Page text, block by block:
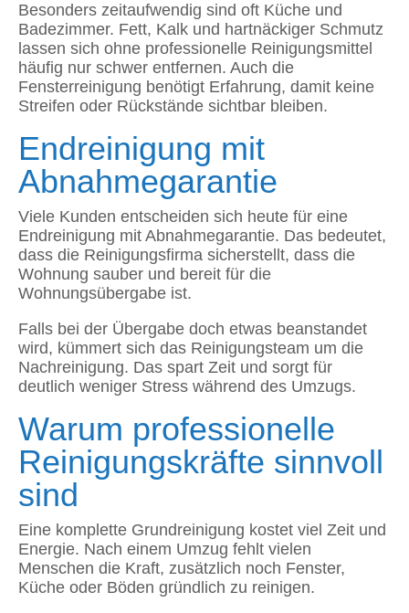
Besonders zeitaufwendig sind oft Küche und
Badezimmer. Fett, Kalk und hartnäckiger Schmutz
lassen sich ohne professionelle Reinigungsmittel
häufig nur schwer entfernen. Auch die
Fensterreinigung benötigt Erfahrung, damit keine
Streifen oder Rückstände sichtbar bleiben.
Endreinigung mit
Abnahmegarantie
Viele Kunden entscheiden sich heute für eine
Endreinigung mit Abnahmegarantie. Das bedeutet,
dass die Reinigungsfirma sicherstellt, dass die
Wohnung sauber und bereit für die
Wohnungsübergabe ist.
Falls bei der Übergabe doch etwas beanstandet
wird, kümmert sich das Reinigungsteam um die
Nachreinigung. Das spart Zeit und sorgt für
deutlich weniger Stress während des Umzugs.
Warum professionelle
Reinigungskräfte sinnvoll
sind
Eine komplette Grundreinigung kostet viel Zeit und
Energie. Nach einem Umzug fehlt vielen
Menschen die Kraft, zusätzlich noch Fenster,
Küche oder Böden gründlich zu reinigen.